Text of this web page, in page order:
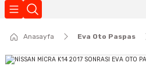
Anasayfa Eva Oto Paspas